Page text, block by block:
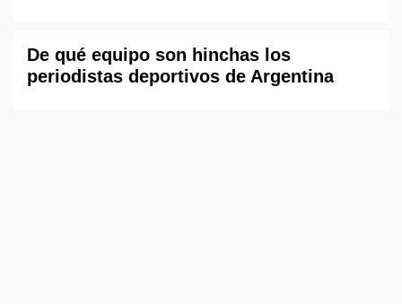
De qué equipo son hinchas los
periodistas deportivos de Argentina